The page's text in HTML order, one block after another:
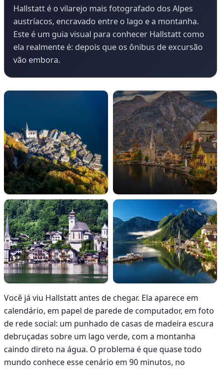
Hallstatt é o vilarejo mais fotografado dos Alpes
austríacos, encravado entre o lago e a montanha.
Este é um guia visual para conhecer Hallstatt como
ela realmente é: depois que os ônibus de excursão
vão embora.
Você já viu Hallstatt antes de chegar. Ela aparece em
calendário, em papel de parede de computador, em foto
de rede social: um punhado de casas de madeira escura
debruçadas sobre um lago verde, com a montanha
caindo direto na água. O problema é que quase todo
mundo conhece esse cenário em 90 minutos, no